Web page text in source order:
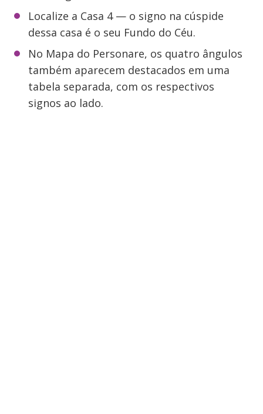
Localize a Casa 4 — o signo na cúspide
dessa casa é o seu Fundo do Céu.
No Mapa do Personare, os quatro ângulos
também aparecem destacados em uma
tabela separada, com os respectivos
signos ao lado.